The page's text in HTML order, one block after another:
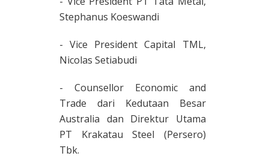
Stephanus Koeswandi
- Vice President Capital TML,
Nicolas Setiabudi
- Counsellor Economic and
Trade dari Kedutaan Besar
Australia dan Direktur Utama
PT Krakatau Steel (Persero)
Tbk.